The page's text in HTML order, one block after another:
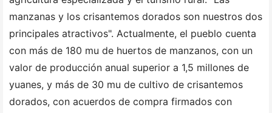
manzanas y los crisantemos dorados son nuestros dos
principales atractivos". Actualmente, el pueblo cuenta
con más de 180 mu de huertos de manzanos, con un
valor de producción anual superior a 1,5 millones de
yuanes, y más de 30 mu de cultivo de crisantemos
dorados, con acuerdos de compra firmados con